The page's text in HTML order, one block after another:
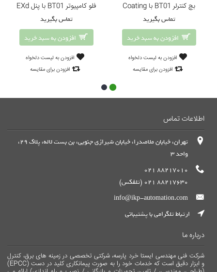
فلو کامپیوتر BT01 با پنل EXd
تماس بگیرید
افزودن به سبد خرید
افزودن به لیست دلخواه
افزودن برای مقایسه
بچ کنترلر BT01 با Coating
تماس بگیرید
افزودن به سبد خرید
افزودن به لیست دلخواه
افزودن برای مقایسه
اطلاعات تماس
تهران، خیابان ملاصدرا، خیابان شیرازی جنوبی، بن بست لاله، پلاک 29،
واحد 3
88217010 021
88217630 021 (تلفکس)
info@ikp-automation.com
ارتباط تلگرامی با پشتیبانی
درباره ما
شرکت فنی مهندسی ایستا خرد پارسه، شرکتی تخصصی در زمینه های برق، کنترل
و ابزار دقیق است که خدمات خود را به صورت پیمانکاری کلید در دست (EPCC)